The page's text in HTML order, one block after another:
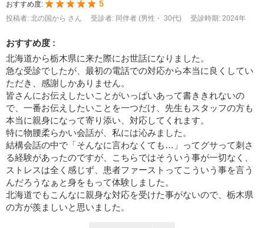
おすすめ度: 5
投稿者: 北の国から さん 受診者: 同伴者 (男性・ 30代) 受診時期: 2024年
おすすめ度 :
北海道から栃木県に来た際にお世話になりました。
急な受診でしたが、最初の電話での対応から本当に良くしてい
ただき、感謝しかありません。
皆さんにお伝えしたいことがいっぱいあって書ききれないの
で、一番お伝えしたいことを一つだけ、先生もスタッフの方も
本当に親身になって寄り添い、対応してくれます。
特に物腰柔らかい会話が、私には沁みました。
結構会話の中で「そんなに言わなくても…」ってグサって刺さ
る経験があったのですが、こちらではそういう事が一切なく、
ストレスは全く感じず、患者ファーストってこういう事を言う
んだろうなぁと身をもって体験しました。
北海道でもこんなに親身な対応を受けた事がないので、栃木県
の方が羨ましいと思いました。